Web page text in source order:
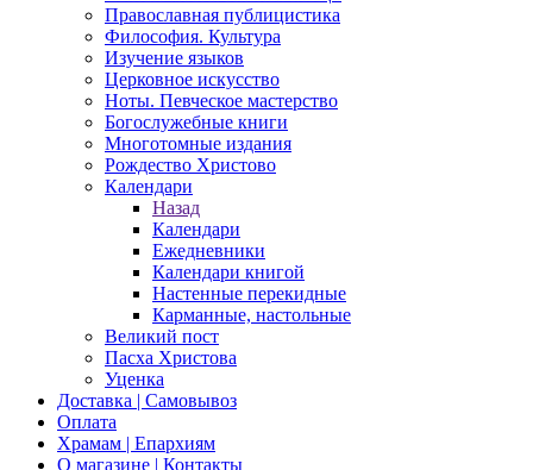
Православная публицистика
Философия. Культура
Изучение языков
Церковное искусство
Ноты. Певческое мастерство
Богослужебные книги
Многотомные издания
Рождество Христово
Календари
Назад
Календари
Ежедневники
Календари книгой
Настенные перекидные
Карманные, настольные
Великий пост
Пасха Христова
Уценка
Доставка | Самовывоз
Оплата
Храмам | Епархиям
О магазине | Контакты